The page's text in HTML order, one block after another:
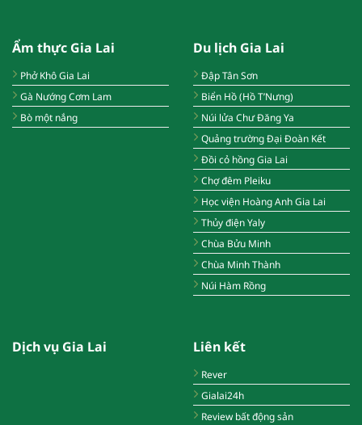
Ẩm thực Gia Lai
Phở Khô Gia Lai
Gà Nướng Cơm Lam
Bò một nắng
Du lịch Gia Lai
Đập Tân Sơn
Biển Hồ (Hồ T’Nưng)
Núi lửa Chư Đăng Ya
Quảng trường Đại Đoàn Kết
Đồi cỏ hồng Gia Lai
Chợ đêm Pleiku
Học viện Hoàng Anh Gia Lai
Thủy điện Yaly
Chùa Bửu Minh
Chùa Minh Thành
Núi Hàm Rồng
Dịch vụ Gia Lai Liên kết
Rever
Gialai24h
Review bất động sản